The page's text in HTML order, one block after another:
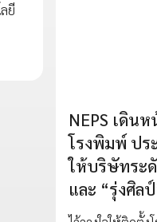
ยี
NEPS เดิน
โรงพิมพ์ ปร
ให้บริษัทระ
และ “รุ่งศิล